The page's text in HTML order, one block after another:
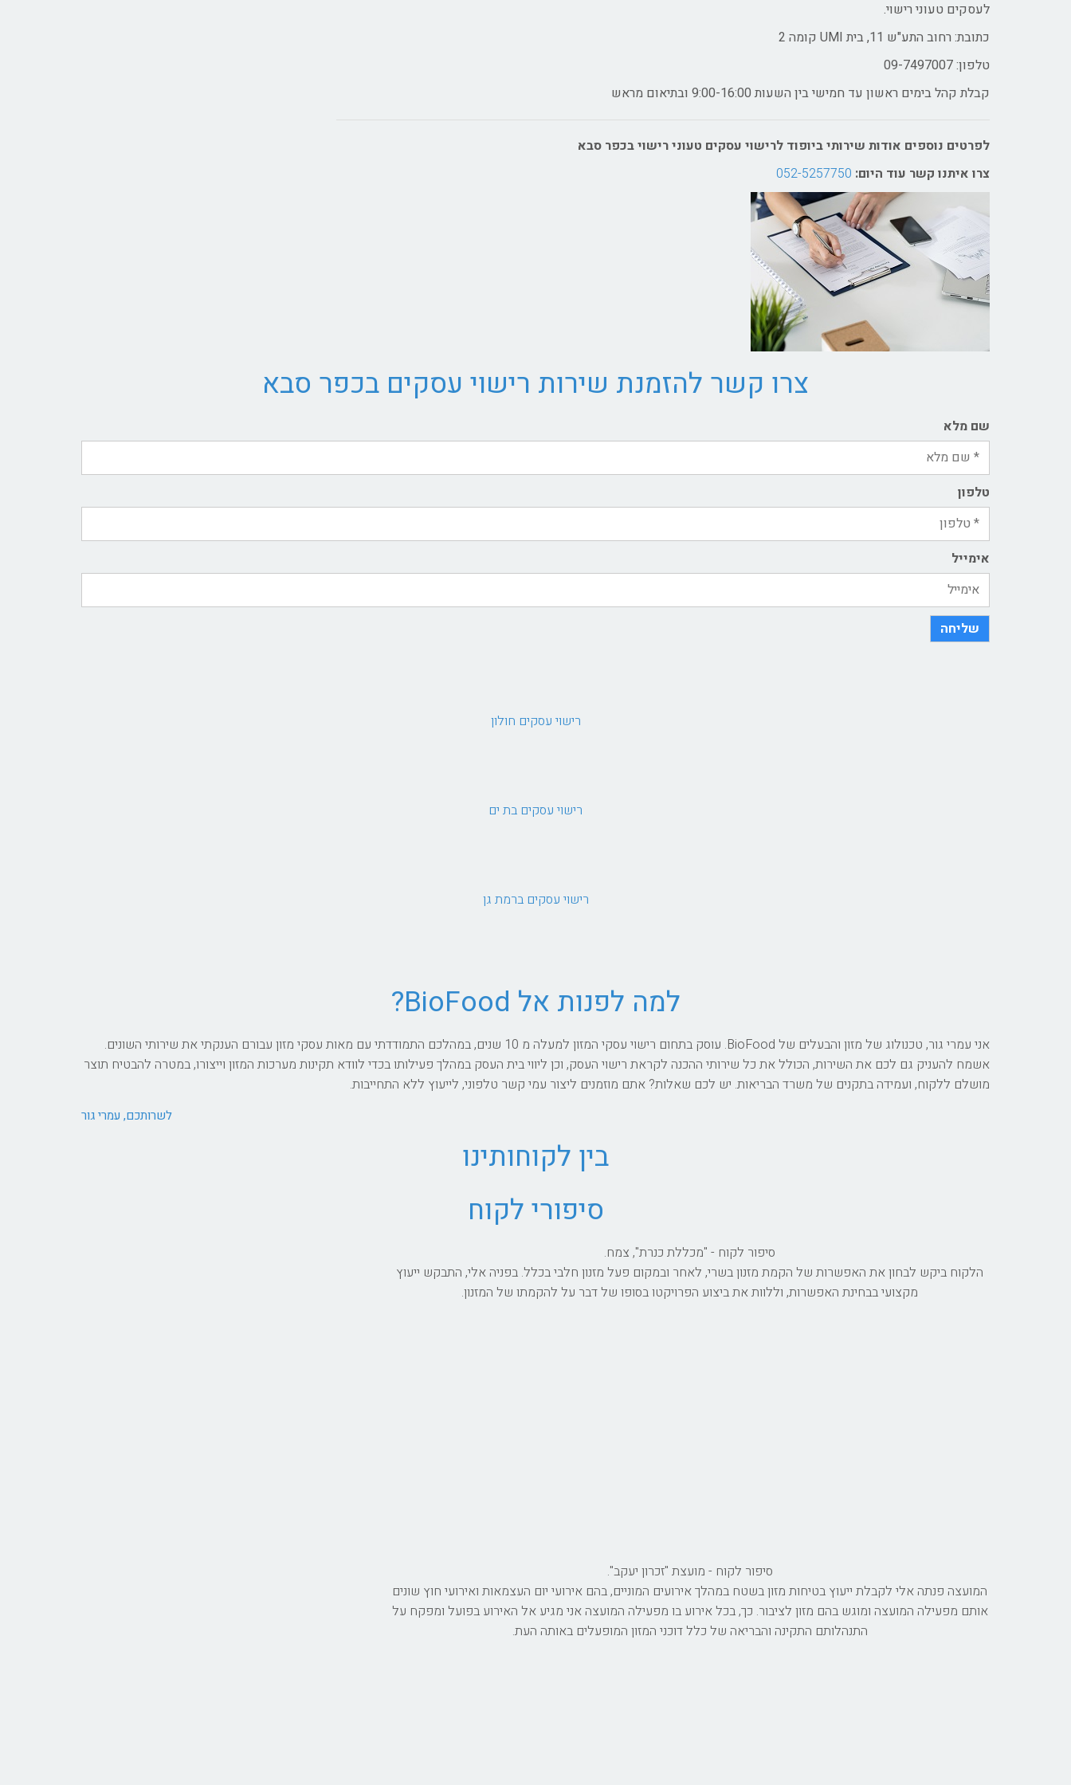
לעסקים טעוני רישוי.
כתובת: רחוב התע"ש 11, בית UMI קומה 2
טלפון: 09-7497007
קבלת קהל בימים ראשון עד חמישי בין השעות 9:00-16:00 ובתיאום מראש
לפרטים נוספים אודות שירותי ביופוד לרישוי עסקים טעוני רישוי בכפר סבא
צרו איתנו קשר עוד היום: 052-5257750
צרו קשר להזמנת שירות רישוי עסקים בכפר סבא
שם מלא
טלפון
אימייל
שליחה
רישוי עסקים חולון
רישוי עסקים בת ים
רישוי עסקים ברמת גן
למה לפנות אל BioFood?
אני עמרי גור, טכנולוג של מזון והבעלים של BioFood. עוסק בתחום רישוי עסקי המזון למעלה מ 10 שנים, במהלכם התמודדתי עם מאות עסקי מזון עבורם הענקתי את שירותי השונים.
אשמח להעניק גם לכם את השירות, הכולל את כל שירותי ההכנה לקראת רישוי העסק, וכן ליווי בית העסק במהלך פעילותו בכדי לוודא תקינות מערכות המזון וייצורו, במטרה להבטיח תוצר
מושלם ללקוח, ועמידה בתקנים של משרד הבריאות. יש לכם שאלות? אתם מוזמנים ליצור עמי קשר טלפוני, לייעוץ ללא התחייבות.
לשרותכם, עמרי גור
בין לקוחותינו
סיפורי לקוח
סיפור לקוח - "מכללת כנרת", צמח.
הלקוח ביקש לבחון את האפשרות של הקמת מזנון בשרי, לאחר ובמקום פעל מזנון חלבי בכלל. בפניה אלי, התבקש ייעוץ
מקצועי בבחינת האפשרות, וללוות את ביצוע הפרויקטו בסופו של דבר על להקמתו של המזנון.
סיפור לקוח - מועצת "זכרון יעקב".
המועצה פנתה אלי לקבלת ייעוץ בטיחות מזון בשטח במהלך אירועים המוניים, בהם אירועי יום העצמאות ואירועי חוץ שונים
אותם מפעילה המועצה ומוגש בהם מזון לציבור. כך, בכל אירוע בו מפעילה המועצה אני מגיע אל האירוע בפועל ומפקח על
התנהלותם התקינה והבריאה של כלל דוכני המזון המופעלים באותה העת.